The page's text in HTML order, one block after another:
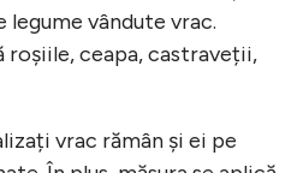
vândute vrac.
roșiile, ceapa, castraveții,
vrac rămân și ei pe